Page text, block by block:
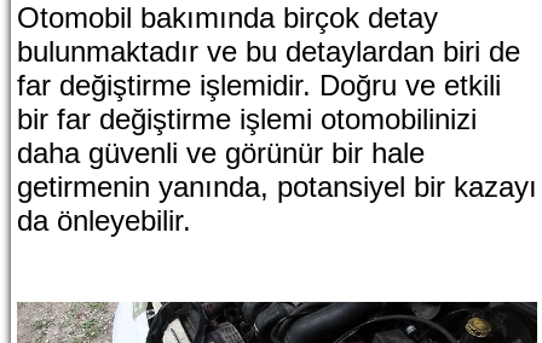
Otomobil bakımında birçok detay
bulunmaktadır ve bu detaylardan biri de
far değiştirme işlemidir. Doğru ve etkili
bir far değiştirme işlemi otomobilinizi
daha güvenli ve görünür bir hale
getirmenin yanında, potansiyel bir kazayı
da önleyebilir.